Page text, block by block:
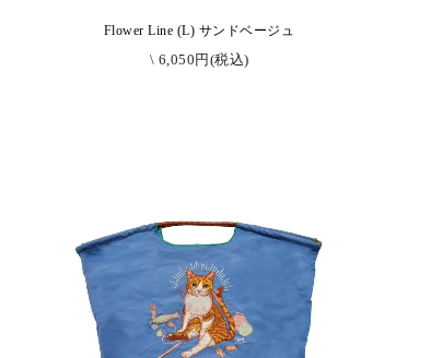
Flower Line (L) サンドベージュ
\ 6,050円(税込)